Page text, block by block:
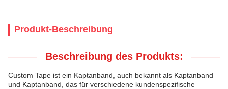
Produkt-Beschreibung
Beschreibung des Produkts:
Custom Tape ist ein Kaptanband, auch bekannt als Kaptanband
und Kaptanband, das für verschiedene kundenspezifische